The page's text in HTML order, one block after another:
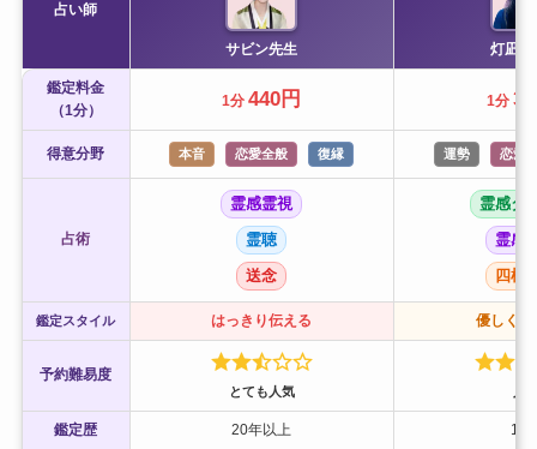
占い師
サビン先生 灯凪子
鑑定料金
（1分）
1分440円 1分
得意分野 本音 恋愛全般 復縁 運勢 恋愛
占術
霊感霊視
霊聴
送念
霊感タ
霊感
四柱
鑑定スタイル はっきり伝える 優しく寄
予約難易度
とても人気
鑑定歴 20年以上 10